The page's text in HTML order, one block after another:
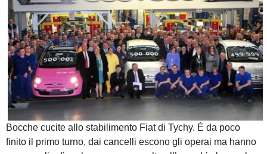
Bocche cucite allo stabilimento Fiat di Tychy. È da poco
finito il primo turno, dai cancelli escono gli operai ma hanno